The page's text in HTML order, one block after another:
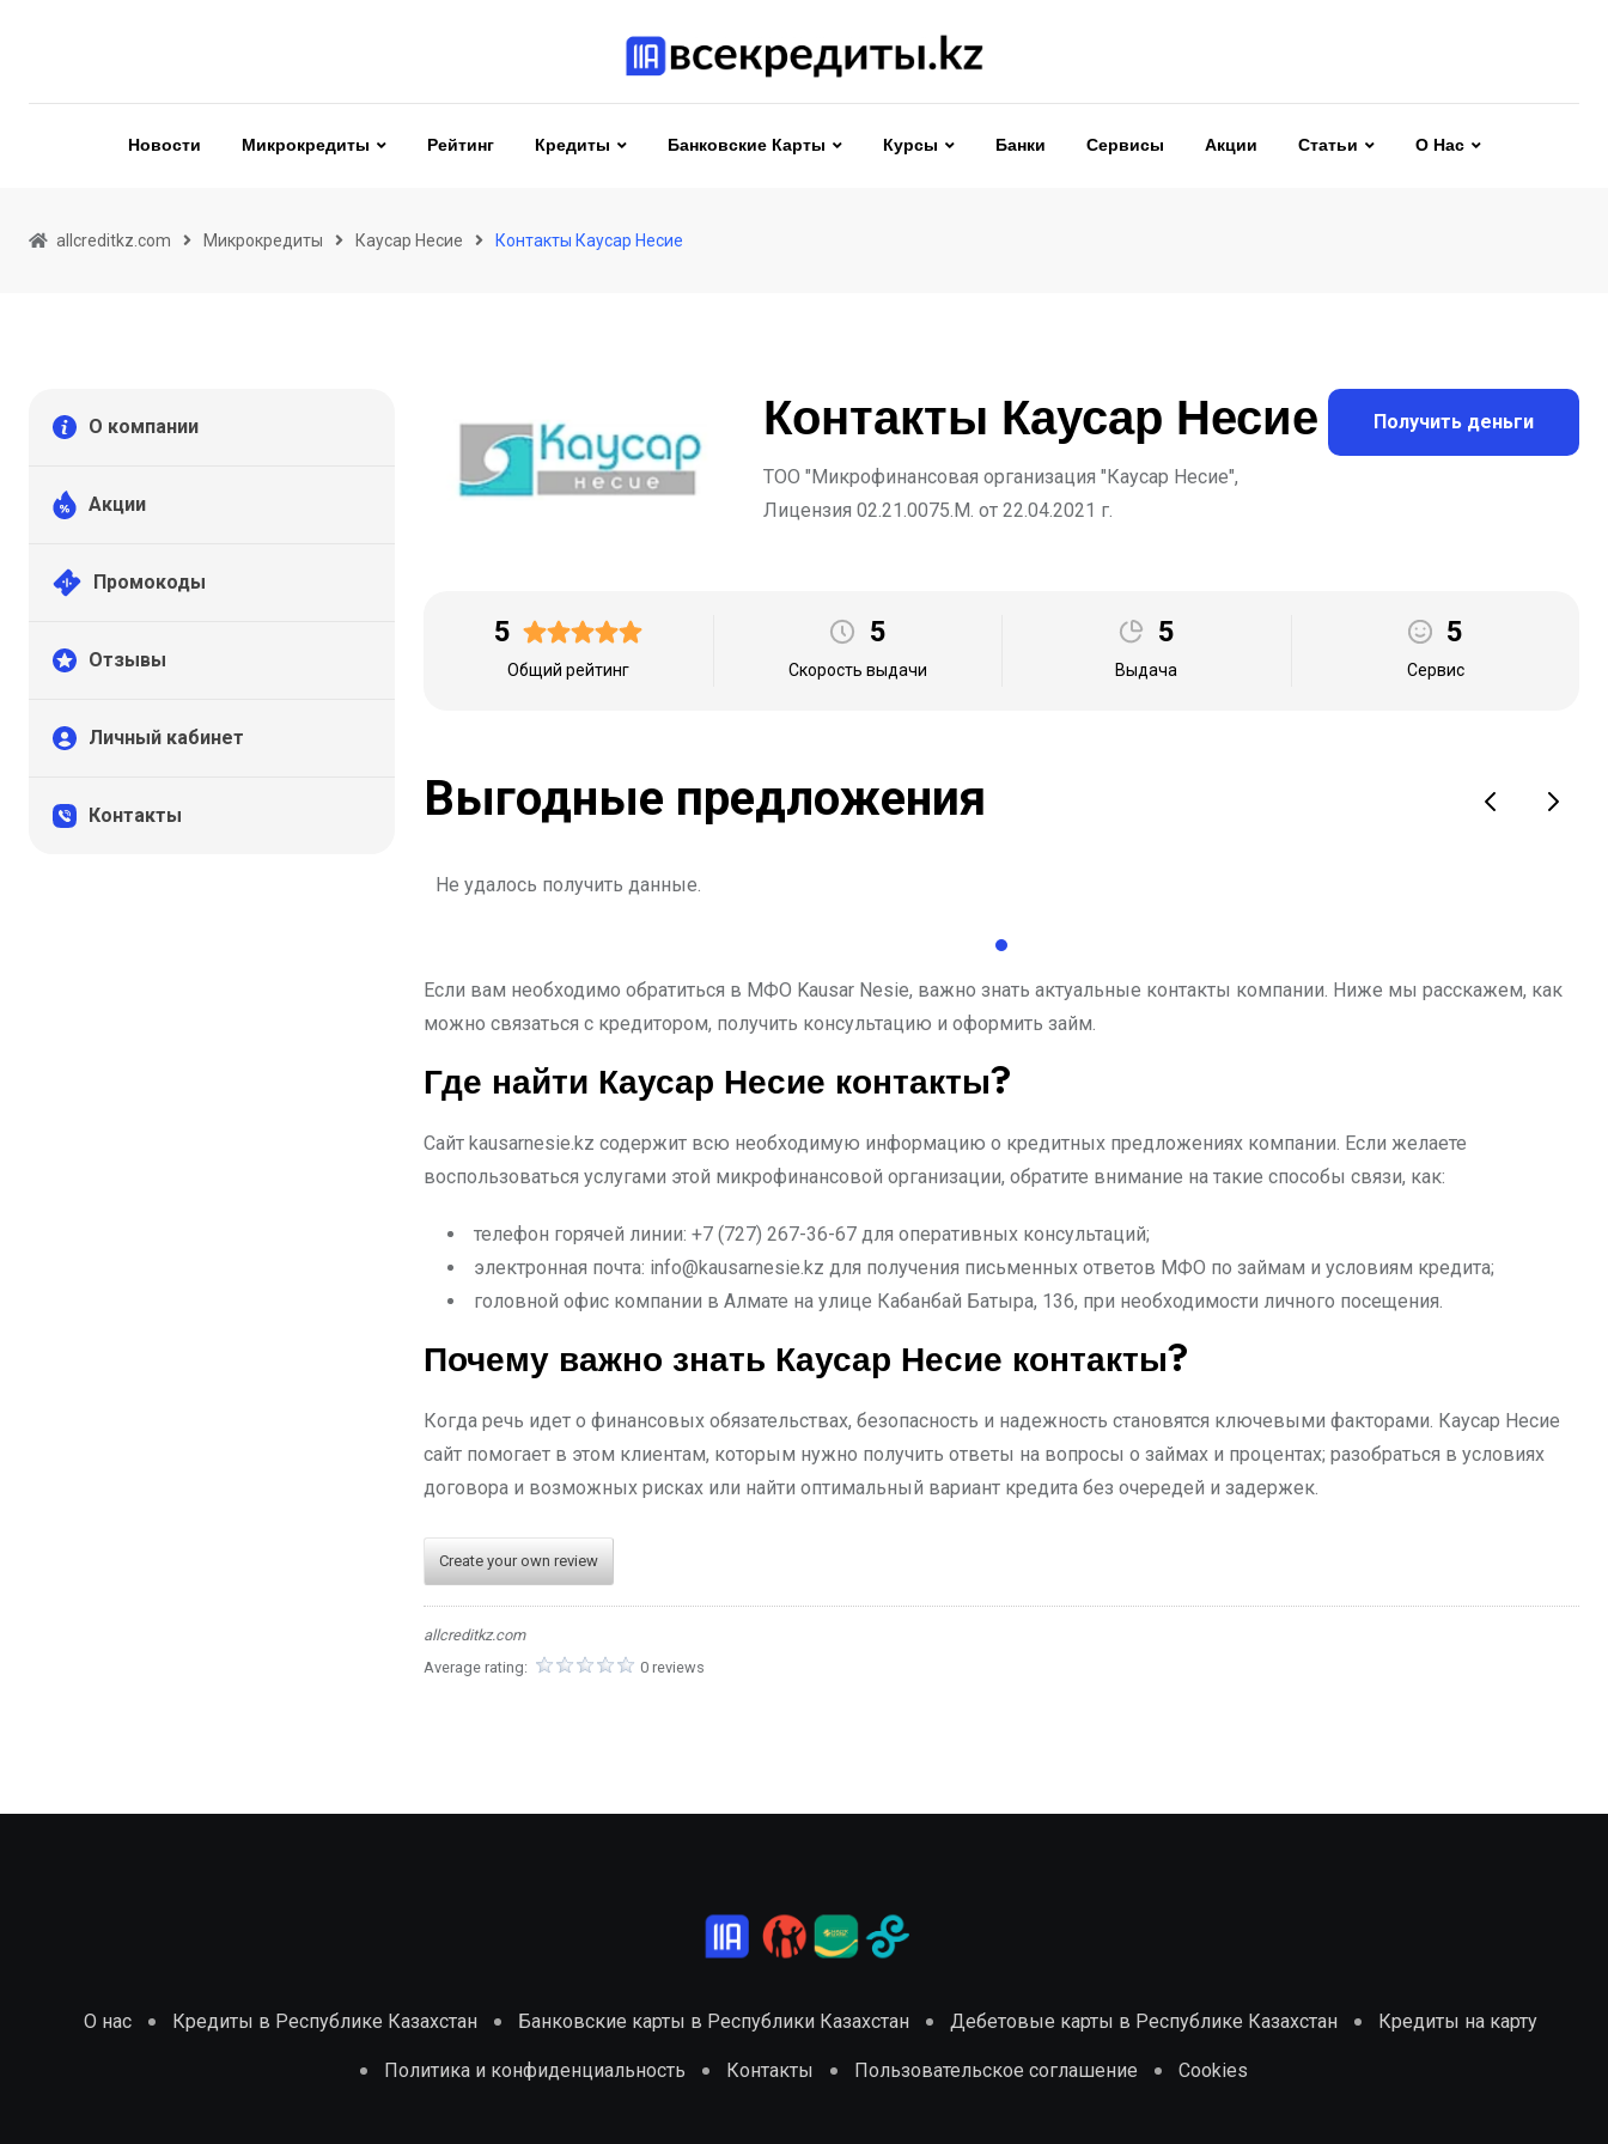
Новости Микрокредиты Рейтинг Кредиты Банковские Карты Курсы Банки Сервисы Акции Статьи О Нас
allcreditkz.com Микрокредиты Каусар Несие Контакты Каусар Несие
О компании
Акции
Промокоды
Отзывы
Личный кабинет
Контакты
Контакты Каусар Несие
ТОО "Микрофинансовая организация "Каусар Несие",
Лицензия 02.21.0075.M. от 22.04.2021 г.
Получить деньги
5
Общий рейтинг
5
Скорость выдачи
5
Выдача
5
Сервис
Выгодные предложения
Не удалось получить данные.
Если вам необходимо обратиться в МФО Kausar Nesie, важно знать актуальные контакты компании. Ниже мы расскажем, как
можно связаться с кредитором, получить консультацию и оформить займ.
Где найти Каусар Несие контакты?
Сайт kausarnesie.kz содержит всю необходимую информацию о кредитных предложениях компании. Если желаете
воспользоваться услугами этой микрофинансовой организации, обратите внимание на такие способы связи, как:
телефон горячей линии: +7 (727) 267-36-67 для оперативных консультаций;
электронная почта: info@kausarnesie.kz для получения письменных ответов МФО по займам и условиям кредита;
головной офис компании в Алмате на улице Кабанбай Батыра, 136, при необходимости личного посещения.
Почему важно знать Каусар Несие контакты?
Когда речь идет о финансовых обязательствах, безопасность и надежность становятся ключевыми факторами. Каусар Несие
сайт помогает в этом клиентам, которым нужно получить ответы на вопросы о займах и процентах; разобраться в условиях
договора и возможных рисках или найти оптимальный вариант кредита без очередей и задержек.
Create your own review
allcreditkz.com
Average rating:
0 reviews
О нас Кредиты в Республике Казахстан Банковские карты в Республики Казахстан Дебетовые карты в Республике Казахстан Кредиты на карту
Политика и конфиденциальность Контакты Пользовательское соглашение Cookies